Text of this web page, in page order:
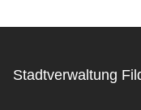
Stadtverwaltung